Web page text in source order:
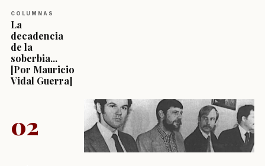
COLUMNAS
La
decadencia
de la
soberbia...
[Por Mauricio
Vidal Guerra]
02